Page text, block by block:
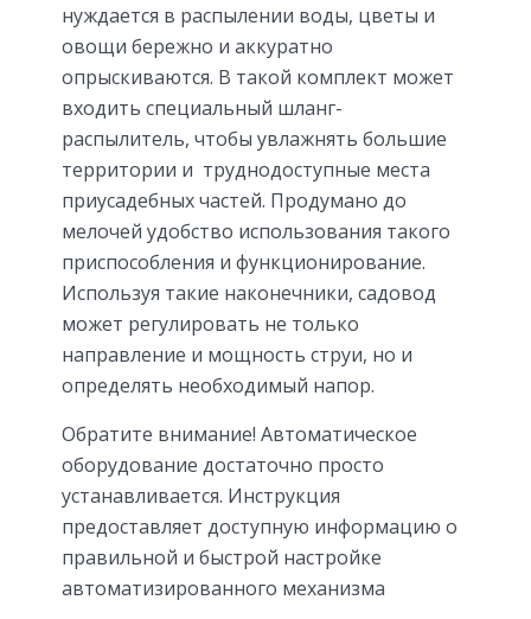
нуждается в распылении воды, цветы и
овощи бережно и аккуратно
опрыскиваются. В такой комплект может
входить специальный шланг-
распылитель, чтобы увлажнять большие
территории и труднодоступные места
приусадебных частей. Продумано до
мелочей удобство использования такого
приспособления и функционирование.
Используя такие наконечники, садовод
может регулировать не только
направление и мощность струи, но и
определять необходимый напор.
Обратите внимание! Автоматическое
оборудование достаточно просто
устанавливается. Инструкция
предоставляет доступную информацию о
правильной и быстрой настройке
автоматизированного механизма